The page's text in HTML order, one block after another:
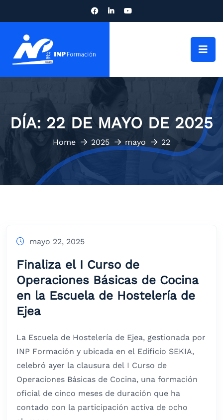
DÍA: 22 DE MAYO DE 2025
Home 2025 mayo 22
mayo 22, 2025
Finaliza el I Curso de
Operaciones Básicas de Cocina
en la Escuela de Hostelería de
Ejea
La Escuela de Hostelería de Ejea, gestionada por
INP Formación y ubicada en el Edificio SEKIA,
celebró ayer la clausura del I Curso de
Operaciones Básicas de Cocina, una formación
oficial de cinco meses de duración que ha
contado con la participación activa de ocho